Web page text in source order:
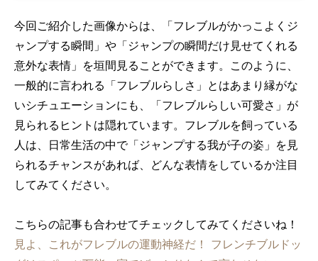
今回ご紹介した画像からは、「フレブルがかっこよくジ
ャンプする瞬間」や「ジャンプの瞬間だけ見せてくれる
意外な表情」を垣間見ることができます。このように、
一般的に言われる「フレブルらしさ」とはあまり縁がな
いシチュエーションにも、「フレブルらしい可愛さ」が
見られるヒントは隠れています。フレブルを飼っている
人は、日常生活の中で「ジャンプする我が子の姿」を見
られるチャンスがあれば、どんな表情をしているか注目
してみてください。
こちらの記事も合わせてチェックしてみてくださいね！
見よ、これがフレブルの運動神経だ！ フレンチブルドッ